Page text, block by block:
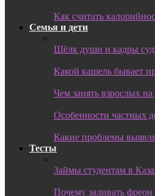
Как считать
Семья и дети
Шёлк души и кадры
Какой кашель бывает
Чем занять взрослых
Особенности частных
Какие проблемы
Тесты
Займы студентам в
Почему заливать